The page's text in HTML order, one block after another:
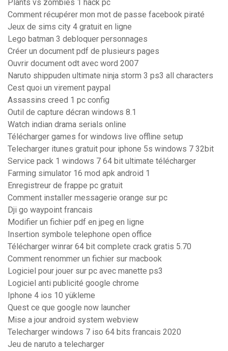
Plants vs zombies 1 hack pc
Comment récupérer mon mot de passe facebook piraté
Jeux de sims city 4 gratuit en ligne
Lego batman 3 debloquer personnages
Créer un document pdf de plusieurs pages
Ouvrir document odt avec word 2007
Naruto shippuden ultimate ninja storm 3 ps3 all characters
Cest quoi un virement paypal
Assassins creed 1 pc config
Outil de capture décran windows 8.1
Watch indian drama serials online
Télécharger games for windows live offline setup
Telecharger itunes gratuit pour iphone 5s windows 7 32bit
Service pack 1 windows 7 64 bit ultimate télécharger
Farming simulator 16 mod apk android 1
Enregistreur de frappe pc gratuit
Comment installer messagerie orange sur pc
Dji go waypoint francais
Modifier un fichier pdf en jpeg en ligne
Insertion symbole telephone open office
Télécharger winrar 64 bit complete crack gratis 5.70
Comment renommer un fichier sur macbook
Logiciel pour jouer sur pc avec manette ps3
Logiciel anti publicité google chrome
Iphone 4 ios 10 yükleme
Quest ce que google now launcher
Mise a jour android system webview
Telecharger windows 7 iso 64 bits francais 2020
Jeu de naruto a telecharger